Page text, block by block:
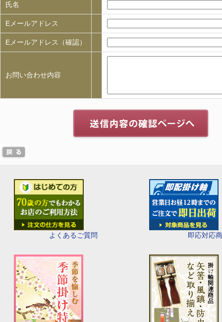
よくあるご質問 即応対応
氏名
Eメールアドレス
Eメールアドレス（確認）
お問い合わせ内容